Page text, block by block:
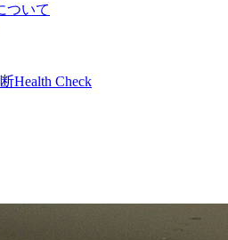
ついて
Health Check